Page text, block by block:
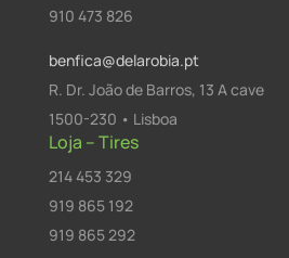
910 473 826
benfica@delarobia.pt
R. Dr. João de Barros, 13 A cave
1500-230 • Lisboa
Loja – Tires
214 453 329
919 865 192
919 865 292